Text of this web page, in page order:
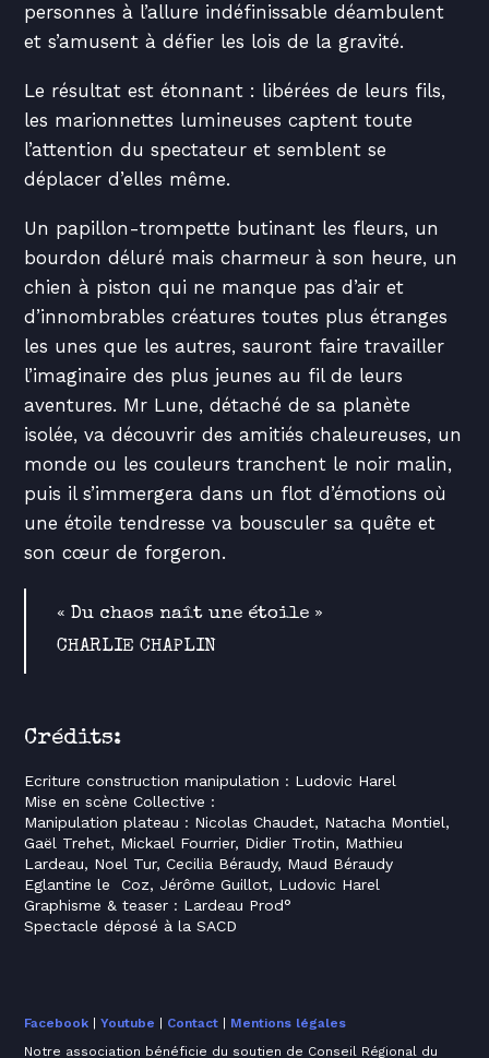
personnes à l’allure indéfinissable déambulent
et s’amusent à défier les lois de la gravité.
Le résultat est étonnant : libérées de leurs fils,
les marionnettes lumineuses captent toute
l’attention du spectateur et semblent se
déplacer d’elles même.
Un papillon-trompette butinant les fleurs, un
bourdon déluré mais charmeur à son heure, un
chien à piston qui ne manque pas d’air et
d’innombrables créatures toutes plus étranges
les unes que les autres, sauront faire travailler
l’imaginaire des plus jeunes au fil de leurs
aventures. Mr Lune, détaché de sa planète
isolée, va découvrir des amitiés chaleureuses, un
monde ou les couleurs tranchent le noir malin,
puis il s’immergera dans un flot d’émotions où
une étoile tendresse va bousculer sa quête et
son cœur de forgeron.
« Du chaos naît une étoile »
CHARLIE CHAPLIN
Crédits:
Ecriture construction manipulation : Ludovic Harel
Mise en scène Collective :
Manipulation plateau : Nicolas Chaudet, Natacha Montiel,
Gaël Trehet, Mickael Fourrier, Didier Trotin, Mathieu
Lardeau, Noel Tur, Cecilia Béraudy, Maud Béraudy
Eglantine le Coz, Jérôme Guillot, Ludovic Harel
Graphisme & teaser : Lardeau Prod°
Spectacle déposé à la SACD
Facebook |Youtube Contact
Mentions légales
Notre association bénéficie du soutien de Conseil Régional du